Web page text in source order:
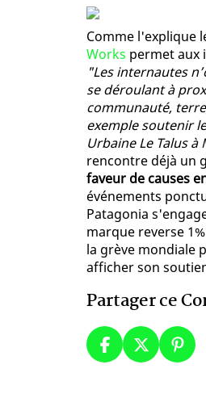
Comme l'explique
Works permet aux
"Les internautes
se déroulant à
communauté,
exemple soutenir
Urbaine Le Talus à
rencontre déjà un
faveur de causes
événements
Patagonia
marque reverse
la grève mondiale
afficher son
Partager ce